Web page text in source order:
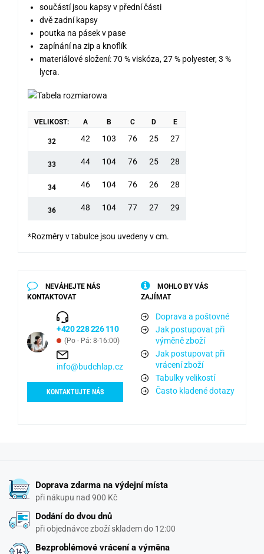
součástí jsou kapsy v přední části
dvě zadní kapsy
poutka na pásek v pase
zapínání na zip a knoflík
materiálové složení: 70 % viskóza, 27 % polyester, 3 %
lycra.
VELIKOST: A B C D E
32 42 103 76 25 27
33 44 104 76 25 28
34 46 104 76 26 28
36 48 104 77 27 29
*Rozměry v tabulce jsou uvedeny v cm.
NEVÁHEJTE NÁS
KONTAKTOVAT
+420 228 226 110
(Po - Pá: 8-16:00)
info@budchlap.cz
KONTAKTUJTE NÁS
MOHLO BY VÁS
ZAJÍMAT
Doprava a poštovné
Jak postupovat při
výměně zboží
Jak postupovat při
vrácení zboží
Tabulky velikostí
Často kladené dotazy
Doprava zdarma na výdejní místa
při nákupu nad 900 Kč
Dodání do dvou dnů
při objednávce zboží skladem do 12:00
Bezproblémové vrácení a výměna